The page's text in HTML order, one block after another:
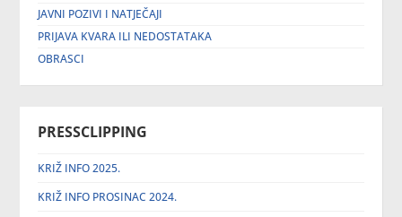
JAVNI POZIVI I NATJEČAJI
PRIJAVA KVARA ILI NEDOSTATAKA
OBRASCI
PRESSCLIPPING
KRIŽ INFO 2025.
KRIŽ INFO PROSINAC 2024.